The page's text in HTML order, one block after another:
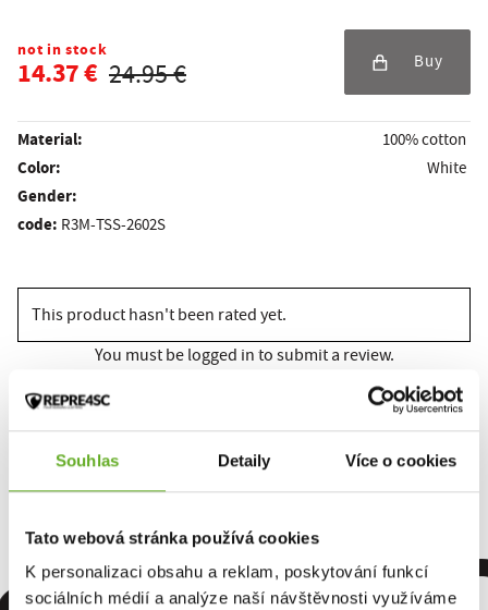
Souhlas Detaily Více o cookies
Tato webová stránka používá cookies
K personalizaci obsahu a reklam, poskytování funkcí
sociálních médií a analýze naší návštěvnosti využíváme
not in stock
14.37 € 24.95 € Buy
Material: 100% cotton
Color: White
Gender:
code: R3M-TSS-2602S
This product hasn't been rated yet.
You must be logged in to submit a review.